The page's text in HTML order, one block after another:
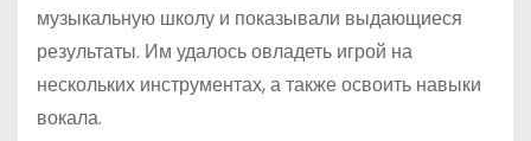
музыкальную школу и показывали выдающиеся
результаты. Им удалось овладеть игрой на
нескольких инструментах, а также освоить навыки
вокала.